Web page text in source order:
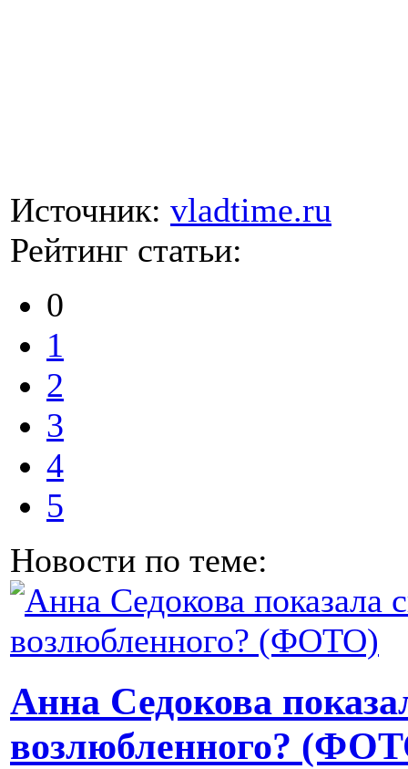
Источник: vladtime.ru
Рейтинг статьи:
0
1
2
3
4
5
Новости по теме:
Анна Седокова
возлюбленного?